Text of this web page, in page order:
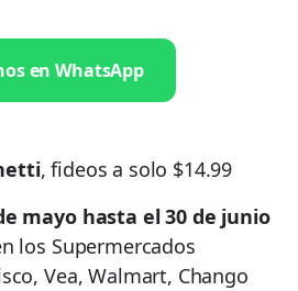
en WhatsApp
, fideos a solo $14.99
mayo hasta el 30 de junio
los Supermercados
Vea, Walmart, Chango